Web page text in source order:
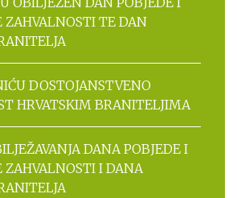
ZAHVALNOSTI TE DAN
DOSTOJANSTVENO
HRVATSKIM BRANITELJIMA
DANA POBJEDE I
ZAHVALNOSTI I DANA